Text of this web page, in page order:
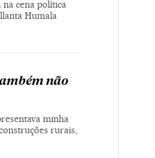
cena política
Humala
não
minha
rurais,